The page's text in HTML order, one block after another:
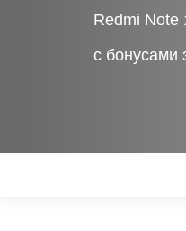
Redmi Note
с бонусами